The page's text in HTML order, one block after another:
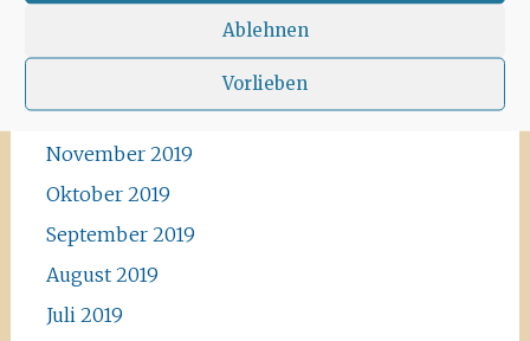
Ablehnen
Vorlieben
Dezember 2019
November 2019
Oktober 2019
September 2019
August 2019
Juli 2019